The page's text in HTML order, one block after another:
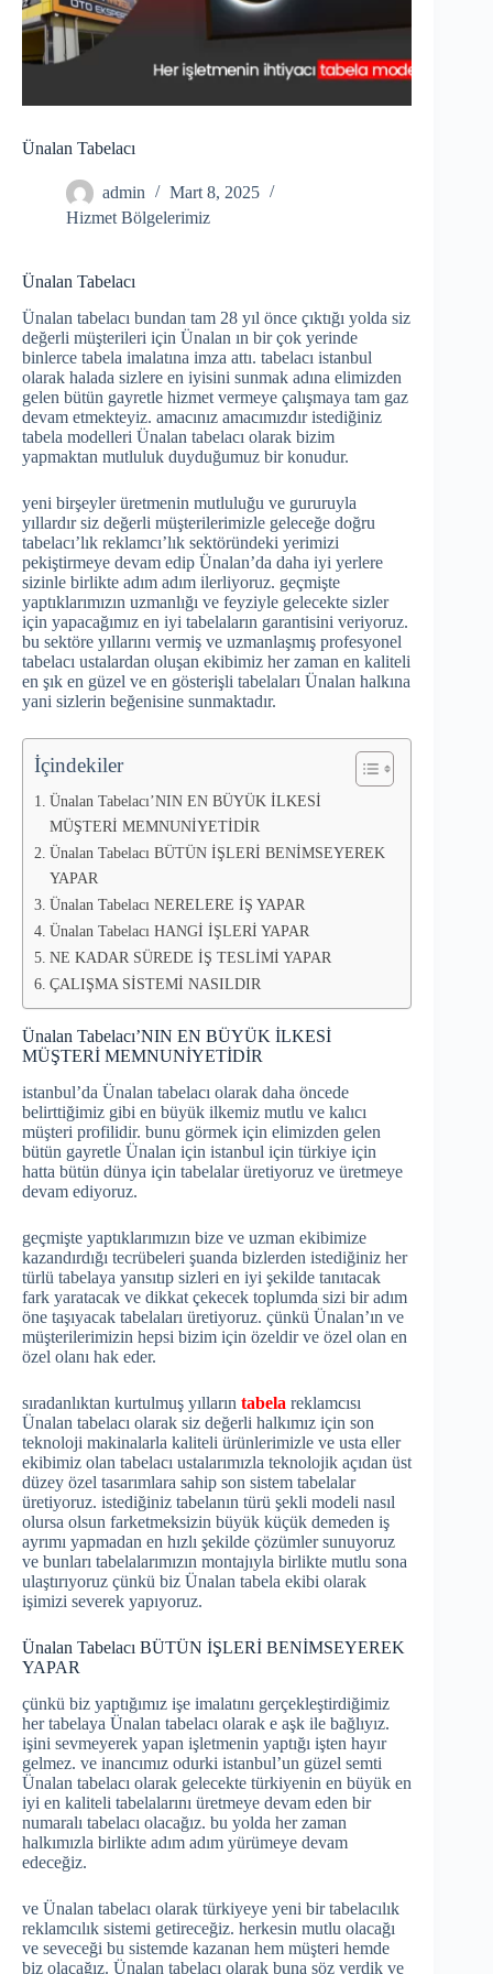
Ünalan Tabelacı
admin
Mart 8, 2025
Hizmet Bölgelerimiz
Ünalan Tabelacı
Ünalan tabelacı bundan tam 28 yıl önce çıktığı yolda siz
değerli müşterileri için Ünalan ın bir çok yerinde
binlerce tabela imalatına imza attı. tabelacı istanbul
olarak halada sizlere en iyisini sunmak adına elimizden
gelen bütün gayretle hizmet vermeye çalışmaya tam gaz
devam etmekteyiz. amacınız amacımızdır istediğiniz
tabela modelleri Ünalan tabelacı olarak bizim
yapmaktan mutluluk duyduğumuz bir konudur.
yeni birşeyler üretmenin mutluluğu ve gururuyla
yıllardır siz değerli müşterilerimizle geleceğe doğru
tabelacı’lık reklamcı’lık sektöründeki yerimizi
pekiştirmeye devam edip Ünalan’da daha iyi yerlere
sizinle birlikte adım adım ilerliyoruz. geçmişte
yaptıklarımızın uzmanlığı ve feyziyle gelecekte sizler
için yapacağımız en iyi tabelaların garantisini veriyoruz.
bu sektöre yıllarını vermiş ve uzmanlaşmış profesyonel
tabelacı ustalardan oluşan ekibimiz her zaman en kaliteli
en şık en güzel ve en gösterişli tabelaları Ünalan halkına
yani sizlerin beğenisine sunmaktadır.
İçindekiler
Ünalan Tabelacı’NIN EN BÜYÜK İLKESİ
MÜŞTERİ MEMNUNİYETİDİR
Ünalan Tabelacı BÜTÜN İŞLERİ BENİMSEYEREK
YAPAR
Ünalan Tabelacı NERELERE İŞ YAPAR
Ünalan Tabelacı HANGİ İŞLERİ YAPAR
NE KADAR SÜREDE İŞ TESLİMİ YAPAR
ÇALIŞMA SİSTEMİ NASILDIR
Ünalan Tabelacı’NIN EN BÜYÜK İLKESİ
MÜŞTERİ MEMNUNİYETİDİR
istanbul’da Ünalan tabelacı olarak daha öncede
belirttiğimiz gibi en büyük ilkemiz mutlu ve kalıcı
müşteri profilidir. bunu görmek için elimizden gelen
bütün gayretle Ünalan için istanbul için türkiye için
hatta bütün dünya için tabelalar üretiyoruz ve üretmeye
devam ediyoruz.
geçmişte yaptıklarımızın bize ve uzman ekibimize
kazandırdığı tecrübeleri şuanda bizlerden istediğiniz her
türlü tabelaya yansıtıp sizleri en iyi şekilde tanıtacak
fark yaratacak ve dikkat çekecek toplumda sizi bir adım
öne taşıyacak tabelaları üretiyoruz. çünkü Ünalan’ın ve
müşterilerimizin hepsi bizim için özeldir ve özel olan en
özel olanı hak eder.
sıradanlıktan kurtulmuş yılların tabela reklamcısı
Ünalan tabelacı olarak siz değerli halkımız için son
teknoloji makinalarla kaliteli ürünlerimizle ve usta eller
ekibimiz olan tabelacı ustalarımızla teknolojik açıdan üst
düzey özel tasarımlara sahip son sistem tabelalar
üretiyoruz. istediğiniz tabelanın türü şekli modeli nasıl
olursa olsun farketmeksizin büyük küçük demeden iş
ayrımı yapmadan en hızlı şekilde çözümler sunuyoruz
ve bunları tabelalarımızın montajıyla birlikte mutlu sona
ulaştırıyoruz çünkü biz Ünalan tabela ekibi olarak
işimizi severek yapıyoruz.
Ünalan Tabelacı BÜTÜN İŞLERİ BENİMSEYEREK
YAPAR
çünkü biz yaptığımız işe imalatını gerçekleştirdiğimiz
her tabelaya Ünalan tabelacı olarak e aşk ile bağlıyız.
işini sevmeyerek yapan işletmenin yaptığı işten hayır
gelmez. ve inancımız odurki istanbul’un güzel semti
Ünalan tabelacı olarak gelecekte türkiyenin en büyük en
iyi en kaliteli tabelalarını üretmeye devam eden bir
numaralı tabelacı olacağız. bu yolda her zaman
halkımızla birlikte adım adım yürümeye devam
edeceğiz.
ve Ünalan tabelacı olarak türkiyeye yeni bir tabelacılık
reklamcılık sistemi getireceğiz. herkesin mutlu olacağı
ve seveceği bu sistemde kazanan hem müşteri hemde
biz olacağız. Ünalan tabelacı olarak buna söz verdik ve